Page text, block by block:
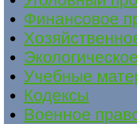
Финансовое
Учебные
Кодексы
Военное